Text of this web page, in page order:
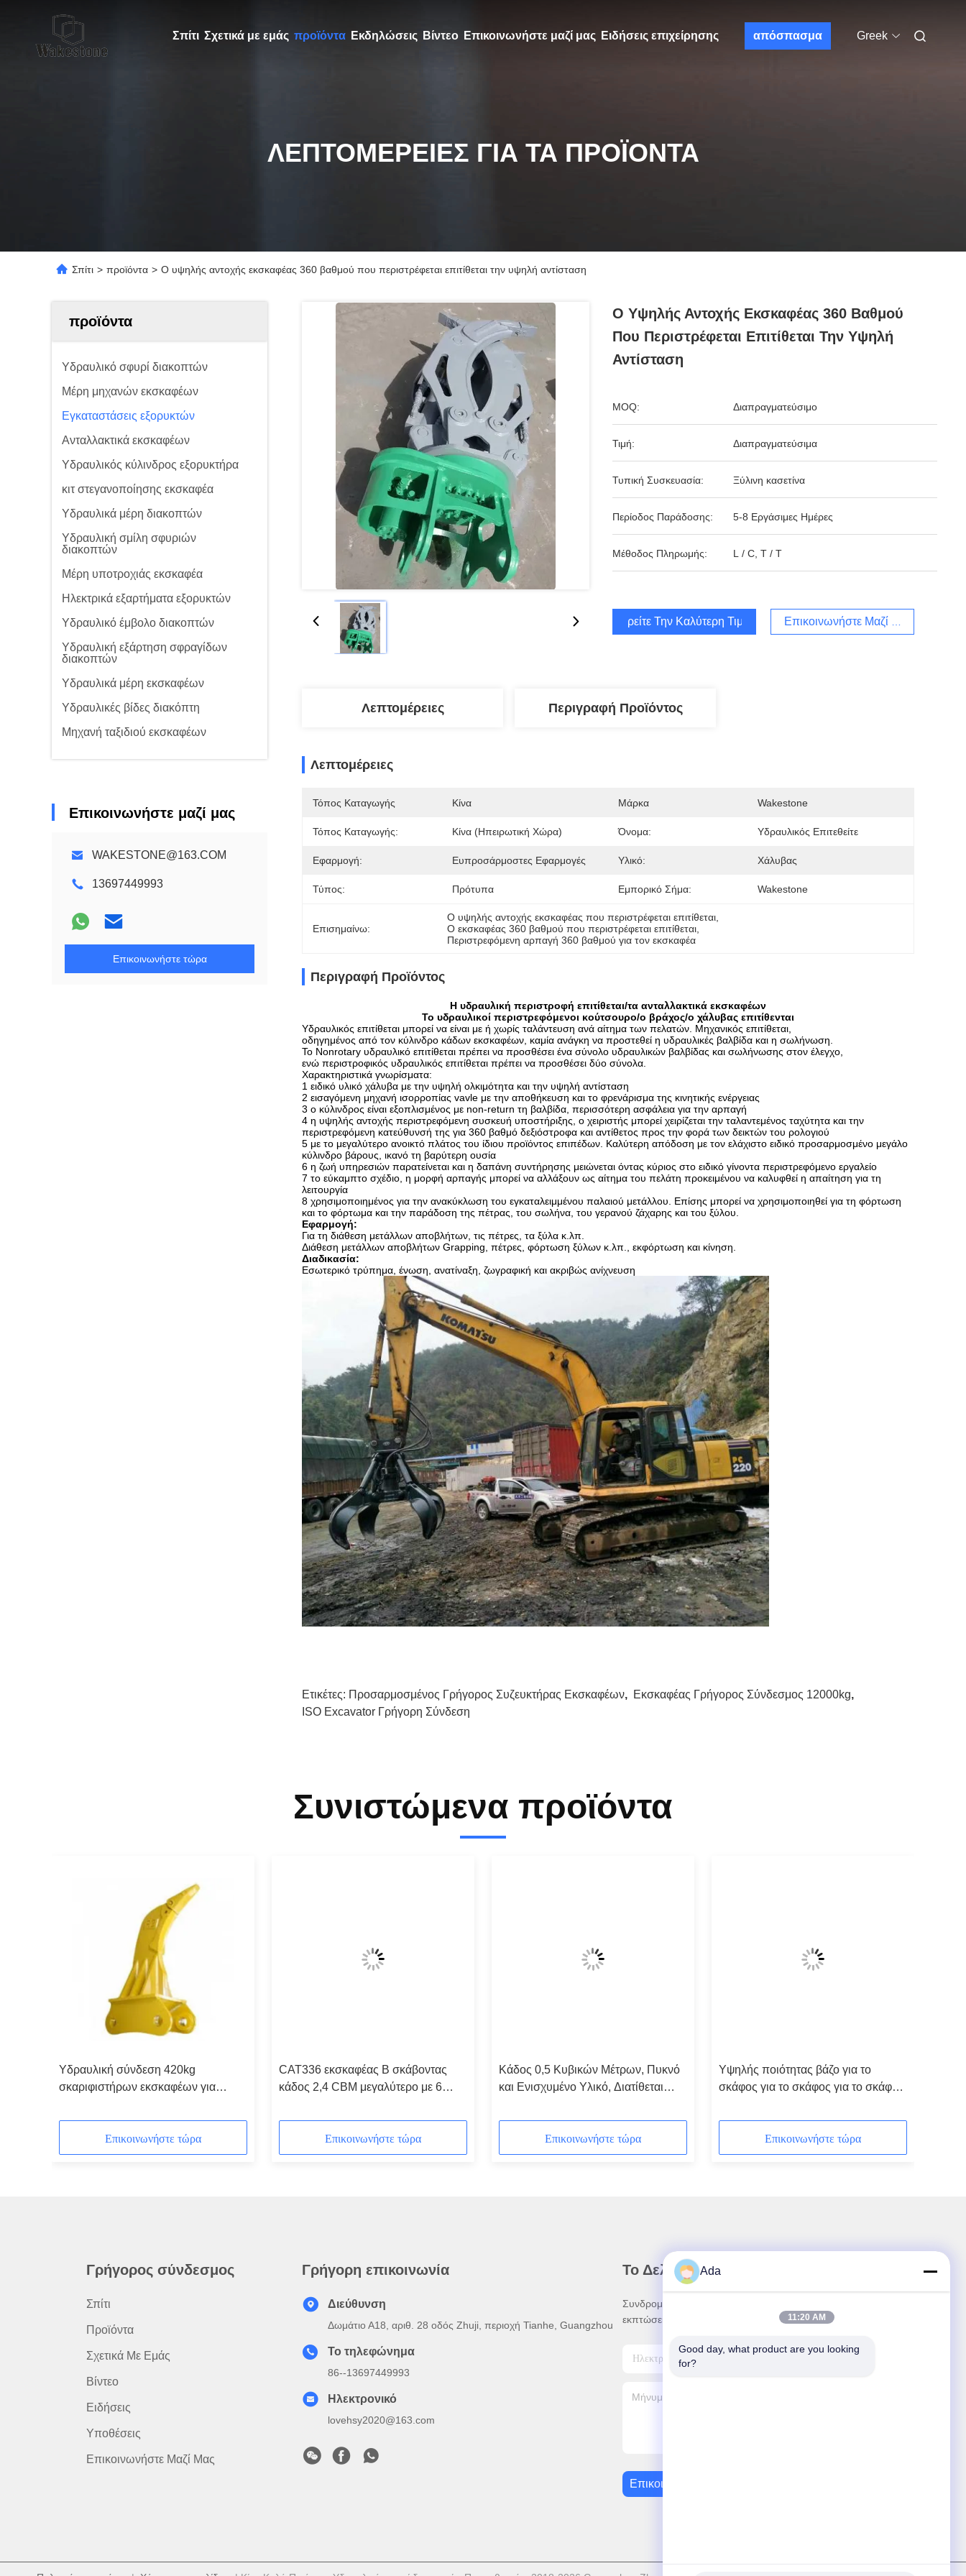
Σπίτι Σχετικά με εμάς προϊόντα Εκδηλώσεις Βίντεο Επικοινωνήστε μαζί μας Ειδήσεις επιχείρησης απόσπασμα Greek
ΛΕΠΤΟΜΈΡΕΙΕΣ ΓΙΑ ΤΑ ΠΡΟΪΌΝΤΑ
Σπίτι > προϊόντα > Ο υψηλής αντοχής εκσκαφέας 360 βαθμού που περιστρέφεται επιτίθεται την υψηλή αντίσταση
προϊόντα
Υδραυλικό σφυρί διακοπτών
Μέρη μηχανών εκσκαφέων
Εγκαταστάσεις εξορυκτών
Ανταλλακτικά εκσκαφέων
Υδραυλικός κύλινδρος εξορυκτήρα
κιτ στεγανοποίησης εκσκαφέα
Υδραυλικά μέρη διακοπτών
Υδραυλική σμίλη σφυριών
διακοπτών
Μέρη υποτροχιάς εκσκαφέα
Ηλεκτρικά εξαρτήματα εξορυκτών
Υδραυλικό έμβολο διακοπτών
Υδραυλική εξάρτηση σφραγίδων
διακοπτών
Υδραυλικά μέρη εκσκαφέων
Υδραυλικές βίδες διακόπτη
Μηχανή ταξιδιού εκσκαφέων
Επικοινωνήστε μαζί μας
WAKESTONE@163.COM
13697449993
Επικοινωνήστε τώρα
Ο Υψηλής Αντοχής Εκσκαφέας 360 Βαθμού
Που Περιστρέφεται Επιτίθεται Την Υψηλή
Αντίσταση
MOQ: Διαπραγματεύσιμο
Τιμή: Διαπραγματεύσιμα
Τυπική Συσκευασία: Ξύλινη κασετίνα
Περίοδος Παράδοσης: 5-8 Εργάσιμες Ημέρες
Μέθοδος Πληρωμής: L / C, T / T
Βρείτε Την Καλύτερη Τιμή Επικοινωνήστε Μαζί Μας
Λεπτομέρειες Περιγραφή Προϊόντος
Λεπτομέρειες
Τόπος Καταγωγής Κίνα Μάρκα Wakestone
Τόπος Καταγωγής: Κίνα (ηπειρωτική Χώρα) Όνομα: Υδραυλικός Επιτεθείτε
Εφαρμογή: Ευπροσάρμοστες Εφαρμογές Υλικό: Χάλυβας
Τύπος: Πρότυπα Εμπορικό Σήμα: Wakestone
Επισημαίνω:
Ο υψηλής αντοχής εκσκαφέας που περιστρέφεται επιτίθεται
Ο εκσκαφέας 360 βαθμού που περιστρέφεται επιτίθεται
Περιστρεφόμενη αρπαγή 360 βαθμού για τον εκσκαφέα
Περιγραφή Προϊόντος
Η υδραυλική περιστροφή επιτίθεται/τα ανταλλακτικά εκσκαφέων
Το υδραυλικοί περιστρεφόμενοι κούτσουρο/ο βράχος/ο χάλυβας επιτίθενται
Υδραυλικός επιτίθεται μπορεί να είναι με ή χωρίς ταλάντευση ανά αίτημα των πελατών. Μηχανικός επιτίθεται,
οδηγημένος από τον κύλινδρο κάδων εκσκαφέων, καμία ανάγκη να προστεθεί η υδραυλικές βαλβίδα και η σωλήνωση.
Το Nonrotary υδραυλικό επιτίθεται πρέπει να προσθέσει ένα σύνολο υδραυλικών βαλβίδας και σωλήνωσης στον έλεγχο,
ενώ περιστροφικός υδραυλικός επιτίθεται πρέπει να προσθέσει δύο σύνολα.
Χαρακτηριστικά γνωρίσματα:
1 ειδικό υλικό χάλυβα με την υψηλή ολκιμότητα και την υψηλή αντίσταση
2 εισαγόμενη μηχανή ισορροπίας vavle με την αποθήκευση και το φρενάρισμα της κινητικής ενέργειας
3 ο κύλινδρος είναι εξοπλισμένος με non-return τη βαλβίδα, περισσότερη ασφάλεια για την αρπαγή
4 η υψηλής αντοχής περιστρεφόμενη συσκευή υποστήριξης, ο χειριστής μπορεί χειρίζεται την ταλαντεμένος ταχύτητα και την
περιστρεφόμενη κατεύθυνσή της για 360 βαθμό δεξιόστροφα και αντίθετος προς την φορά των δεικτών του ρολογιού
5 με το μεγαλύτερο ανοικτό πλάτος του ίδιου προϊόντος επιπέδων. Καλύτερη απόδοση με τον ελάχιστο ειδικό προσαρμοσμένο μεγάλο
κύλινδρο βάρους, ικανό τη βαρύτερη ουσία
6 η ζωή υπηρεσιών παρατείνεται και η δαπάνη συντήρησης μειώνεται όντας κύριος στο ειδικό γίνοντα περιστρεφόμενο εργαλείο
7 το εύκαμπτο σχέδιο, η μορφή αρπαγής μπορεί να αλλάξουν ως αίτημα του πελάτη προκειμένου να καλυφθεί η απαίτηση για τη
λειτουργία
8 χρησιμοποιημένος για την ανακύκλωση του εγκαταλειμμένου παλαιού μετάλλου. Επίσης μπορεί να χρησιμοποιηθεί για τη φόρτωση
και το φόρτωμα και την παράδοση της πέτρας, του σωλήνα, του γερανού ζάχαρης και του ξύλου.
Εφαρμογή:
Για τη διάθεση μετάλλων αποβλήτων, τις πέτρες, τα ξύλα κ.λπ.
Διάθεση μετάλλων αποβλήτων Grapping, πέτρες, φόρτωση ξύλων κ.λπ., εκφόρτωση και κίνηση.
Διαδικασία:
Εσωτερικό τρύπημα, ένωση, ανατίναξη, ζωγραφική και ακριβώς ανίχνευση
Ετικέτες: Προσαρμοσμένος Γρήγορος Συζευκτήρας Εκσκαφέων, Εκσκαφέας Γρήγορος Σύνδεσμος 12000kg,
ISO Excavator Γρήγορη Σύνδεση
Συνιστώμενα προϊόντα
Υδραυλική σύνδεση 420kg
σκαριφιστήρων εκσκαφέων για
Επικοινωνήστε τώρα
CAT336 εκσκαφέας Β σκάβοντας
κάδος 2,4 CBM μεγαλύτερο με 6
Επικοινωνήστε τώρα
Κάδος 0,5 Κυβικών Μέτρων, Πυκνό
και Ενισχυμένο Υλικό, Διατίθεται
Επικοινωνήστε τώρα
Υψηλής ποιότητας βάζο για το
σκάφος για το σκάφος για το σκάφος
Επικοινωνήστε τώρα
Γρήγορος σύνδεσμος
Σπίτι
Προϊόντα
Σχετικά Με Εμάς
Βίντεο
Ειδήσεις
Υποθέσεις
Επικοινωνήστε Μαζί Μας
Γρήγορη επικοινωνία
Διεύθυνση
Δωμάτιο Α18, αριθ. 28 οδός Zhuji, περιοχή Tianhe, Guangzhou
Το τηλεφώνημα
86--13697449993
Ηλεκτρονικό
lovehsy2020@163.com
Το Δελτίο Ενημέρωσης
Συνδρομηθείτε στο ενημερωτικό μας δελτίο για
εκπτώσεις και πολλά άλλα.
Επικοινωνήστε Μαζί Μας
Ada
11:20 AM
Good day, what product are you looking
for?